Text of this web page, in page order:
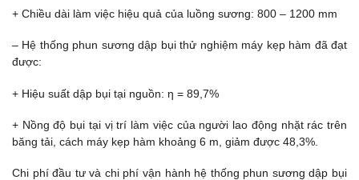
+ Chiều dài làm việc hiệu quả của luồng sương: 800 – 1200 mm
– Hệ thống phun sương dập bụi thử nghiệm máy kẹp hàm đã đạt
được:
+ Hiệu suất dập bụi tại nguồn: η = 89,7%
+ Nồng độ bụi tại vị trí làm việc của người lao động nhặt rác trên
băng tải, cách máy kẹp hàm khoảng 6 m, giảm được 48,3%.
Chi phí đầu tư và chi phí vận hành hệ thống phun sương dập bụi